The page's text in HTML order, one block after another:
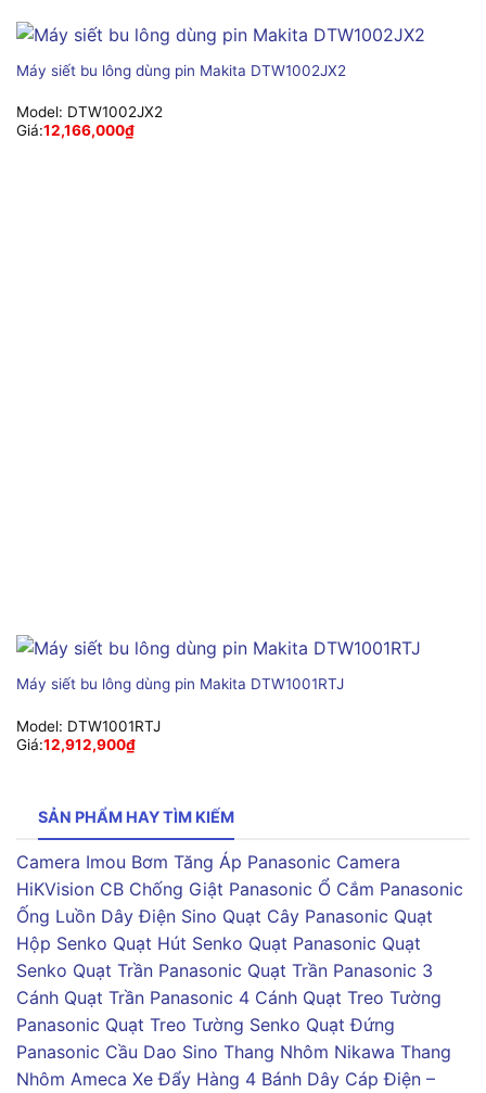
Máy siết bu lông dùng pin Makita DTW1002JX2
Model: DTW1002JX2
Giá:12,166,000₫
Máy siết bu lông dùng pin Makita DTW1001RTJ
Model: DTW1001RTJ
Giá:12,912,900₫
SẢN PHẨM HAY TÌM KIẾM
Camera Imou Bơm Tăng Áp Panasonic Camera
HiKVision CB Chống Giật Panasonic Ổ Cắm Panasonic
Ống Luồn Dây Điện Sino Quạt Cây Panasonic Quạt
Hộp Senko Quạt Hút Senko Quạt Panasonic Quạt
Senko Quạt Trần Panasonic Quạt Trần Panasonic 3
Cánh Quạt Trần Panasonic 4 Cánh Quạt Treo Tường
Panasonic Quạt Treo Tường Senko Quạt Đứng
Panasonic Cầu Dao Sino Thang Nhôm Nikawa Thang
Nhôm Ameca Xe Đẩy Hàng 4 Bánh Dây Cáp Điện –